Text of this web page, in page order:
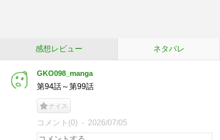
感想レビュー ネタバレ
GKO098_manga
第94話～第99話
ナイス
コメント(0) 2026/07/05